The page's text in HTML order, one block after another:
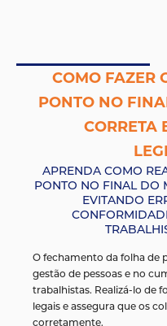
COMO FAZER
PONTO NO
CORRETA
APRENDA COMO
PONTO NO FINAL DO
EVITANDO
O fechamento da folha de
gestão de pessoas e no
trabalhistas. Realizá-lo de
legais e assegura que os
corretamente.